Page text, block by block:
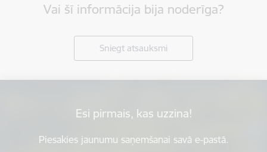
Vai šī informācija bija noderīga?
Sniegt atsauksmi
Esi pirmais, kas uzzina!
Piesakies jaunumu saņemšanai savā e-pastā.